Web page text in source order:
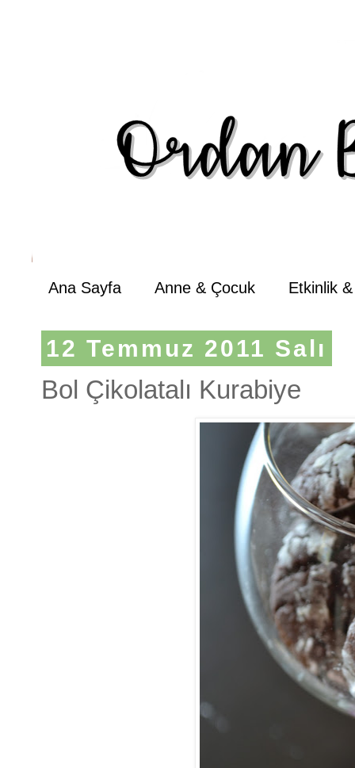
Ana Sayfa Anne & Çocuk Etkinlik
12 Temmuz 2011 Salı
Bol Çikolatalı Kurabiye